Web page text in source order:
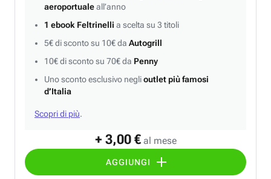
+ 3,00 € al mese
AGGIUNGI
aeroportualeall’anno
1 ebook Feltrinelli a scelta su 3 titoli
5€ di sconto su 10€ da Autogrill
10€ di sconto su 70€ da Penny
Uno sconto esclusivo neglioutlet più famosi
d’Italia
Scopri di più.